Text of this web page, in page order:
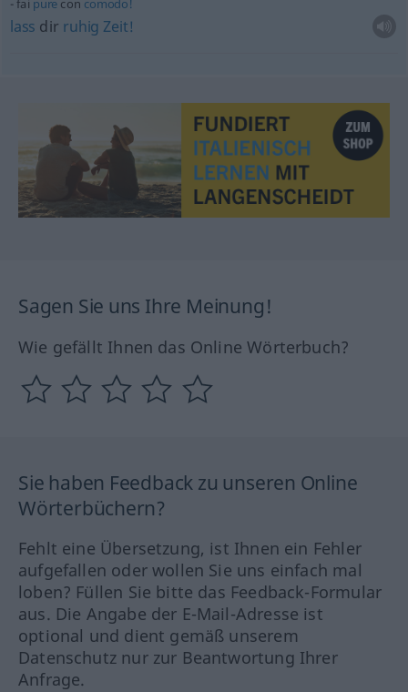
fai pure con comodo!
lass dir ruhig Zeit!
Sagen Sie uns Ihre Meinung!
Wie gefällt Ihnen das Online Wörterbuch?
Sie haben Feedback zu unseren Online
Wörterbüchern?
Fehlt eine Übersetzung, ist Ihnen ein Fehler
aufgefallen oder wollen Sie uns einfach mal
loben? Füllen Sie bitte das Feedback-Formular
aus. Die Angabe der E-Mail-Adresse ist
optional und dient gemäß unserem
Datenschutz nur zur Beantwortung Ihrer
Anfrage.